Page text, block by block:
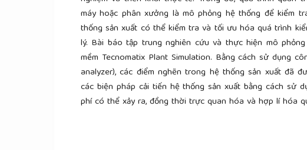
máy hoặc phân xưởng là mô phỏng hệ thống để kiểm
thống sản xuất có thể kiểm tra và tối ưu hóa quá trình
lý. Bài báo tập trung nghiên cứu và thực hiện mô
mềm Tecnomatix Plant Simulation. Bằng cách sử dụng
analyzer), các điểm nghẽn trong hệ thống sản xuất đã
các biện pháp cải tiến hệ thống sản xuất bằng cách sử
phí có thể xảy ra, đồng thời trực quan hóa và hợp lí hóa